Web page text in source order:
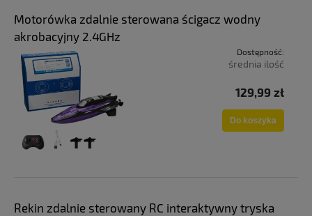
Motorówka zdalnie sterowana ścigacz wodny
akrobacyjny 2.4GHz
Dostępność:
średnia ilość
129,99 zł
Do koszyka
Rekin zdalnie sterowany RC interaktywny tryska